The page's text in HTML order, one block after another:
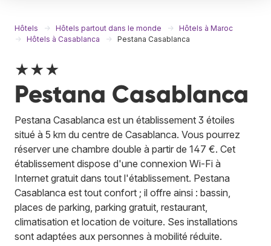
Hôtels Hôtels partout dans le monde
Hôtels à Maroc
Hôtels à Casablanca
Pestana Casablanca
★★★
Pestana Casablanca
Pestana Casablanca est un établissement 3 étoiles
situé à 5 km du centre de Casablanca. Vous pourrez
réserver une chambre double à partir de 147 €. Cet
établissement dispose d'une connexion Wi-Fi à
Internet gratuit dans tout l'établissement. Pestana
Casablanca est tout confort ; il offre ainsi : bassin,
places de parking, parking gratuit, restaurant,
climatisation et location de voiture. Ses installations
sont adaptées aux personnes à mobilité réduite.